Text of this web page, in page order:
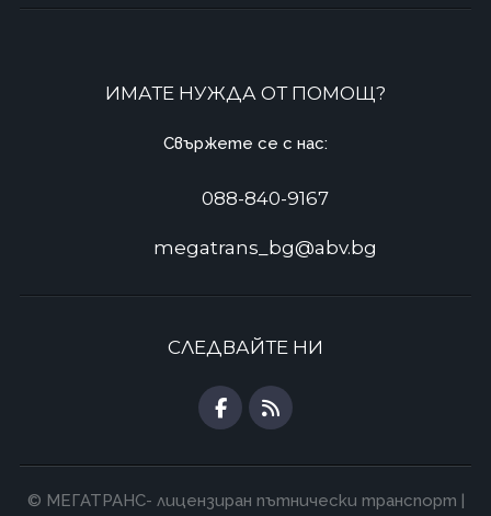
ИМАТЕ НУЖДА ОТ ПОМОЩ?
Свържете се с нас:
088-840-9167
megatrans_bg@abv.bg
СЛЕДВАЙТЕ НИ
© МЕГАТРАНС- лицензиран пътнически транспорт |